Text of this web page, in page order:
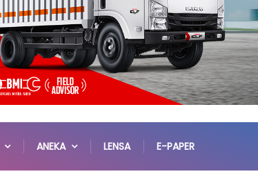
ANEKA LENSA E-PAPER